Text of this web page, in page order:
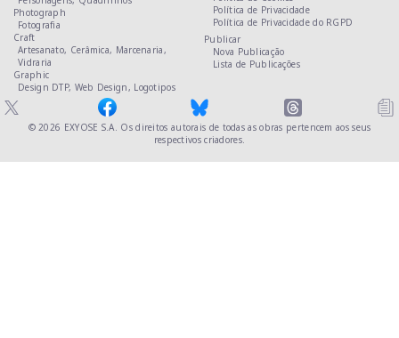
Photograph
Fotografia
Craft
Artesanato, Cerâmica, Marcenaria,
Vidraria
Graphic
Design DTP, Web Design, Logotipos
Política de Privacidade
Política de Privacidade do RGPD
Publicar
Nova Publicação
Lista de Publicações
© 2026 EXYOSE S.A. Os direitos autorais de todas as obras pertencem aos seus
respectivos criadores.